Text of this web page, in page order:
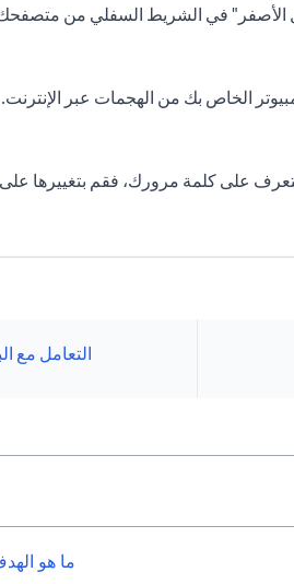
الأصفر" في الشريط السفلي من
الخاص بك من الهجمات عبر الإنترنت.
على كلمة مرورك، فقم بتغييرها على
التعامل مع
ما هو